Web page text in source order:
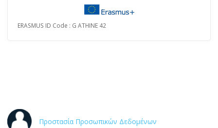
ERASMUS ID Code : G ATHINE 42
Προστασία Προσωπικών Δεδομένων